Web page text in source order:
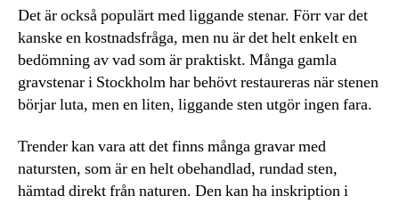
Det är också populärt med liggande stenar. Förr var det
kanske en kostnadsfråga, men nu är det helt enkelt en
bedömning av vad som är praktiskt. Många gamla
gravstenar i Stockholm har behövt restaureras när stenen
börjar luta, men en liten, liggande sten utgör ingen fara.
Trender kan vara att det finns många gravar med
natursten, som är en helt obehandlad, rundad sten,
hämtad direkt från naturen. Den kan ha inskription i